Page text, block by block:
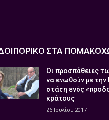
ΣΤΑ
Οι προσπάθειες
να ενωθούν με την
στάση ενός
κράτους
26 Ιουλίου 2017